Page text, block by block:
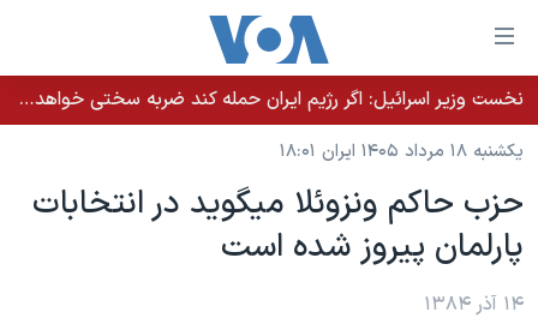
لینکهای
قابل
دسترسی
جهش
محتوای
اصلی
جهش
به
خانه
نسخه سبک وب‌سایت
موضوع ها
ایران
آمریکا
برنامه های تلویزیونی
جدول برنامه ها
نخست وزیر اسرائيل: اگر رژیم ایران حمله کند ضربه سختی خواهد خورد
یکشنبه ۱۸ مرداد ۱۴۰۵ ایران ۱۸:۰۱
حزب حاکم ونزوئلا ميگويد در انتخابات
پارلمان پيروز شده است
۱۴ آذر ۱۳۸۴